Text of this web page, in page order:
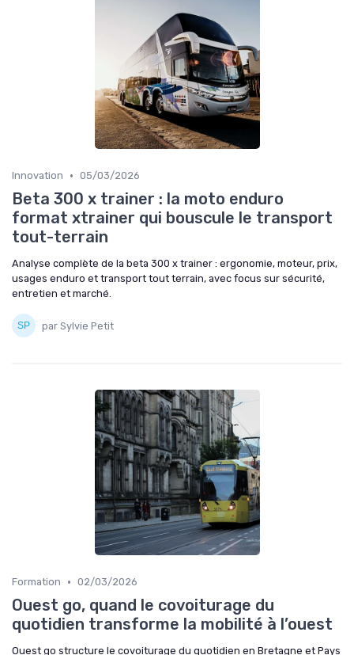
Innovation • 05/03/2026
Beta 300 x trainer : la moto enduro
format xtrainer qui bouscule le transport
tout-terrain
Analyse complète de la beta 300 x trainer : ergonomie, moteur, prix,
usages enduro et transport tout terrain, avec focus sur sécurité,
entretien et marché.
par Sylvie Petit
Formation • 02/03/2026
Ouest go, quand le covoiturage du
quotidien transforme la mobilité à l’ouest
Ouest go structure le covoiturage du quotidien en Bretagne et Pays